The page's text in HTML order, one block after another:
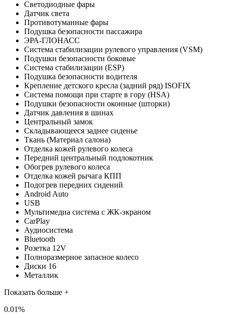
Светодиодные фары
Датчик света
Противотуманные фары
Подушка безопасности пассажира
ЭРА-ГЛОНАСС
Система стабилизации рулевого управления (VSM)
Подушки безопасности боковые
Система стабилизации (ESP)
Подушка безопасности водителя
Крепление детского кресла (задний ряд) ISOFIX
Система помощи при старте в гору (HSA)
Подушки безопасности оконные (шторки)
Датчик давления в шинах
Центральный замок
Складывающееся заднее сиденье
Ткань (Материал салона)
Отделка кожей рулевого колеса
Передний центральный подлокотник
Обогрев рулевого колеса
Отделка кожей рычага КПП
Подогрев передних сидений
Android Auto
USB
Мультимедиа система с ЖК-экраном
CarPlay
Аудиосистема
Bluetooth
Розетка 12V
Полноразмерное запасное колесо
Диски 16
Металлик
Показать больше +
0.01%